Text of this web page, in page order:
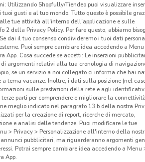
Utilizzando Shopfully/Tiendeo puoi visualizzare
gusti e al tuo mondo. Tutto questo è possibile
tue attività all'interno dell'applicazione e sulle
della Privacy Policy. Per fare questo, abbiamo
dai il tuo consenso condivideremo i tuoi dati
Puoi sempre cambiare idea accedendo a Menu
App. Cosa succede se accetti: Le inserzioni
argomenti relativi alla tua cronologia di
se un servizio a noi collegato ci informa che hai
tema vacanze. Inoltre, i dati sulla posizione (nel
sulle prestazioni della rete e agli
terze parti per comprendere e migliorare la
meglio indicato nel paragrafo 13.b della nostra
per la creazione di report, ricerche di mercato,
e analisi delle tendenze. Puoi modificare le tue
> Privacy > Personalizzazione all'interno della
pubblicitari, ma riguarderanno argomenti
Potrai sempre cambiare idea accedendo a Menu
App.